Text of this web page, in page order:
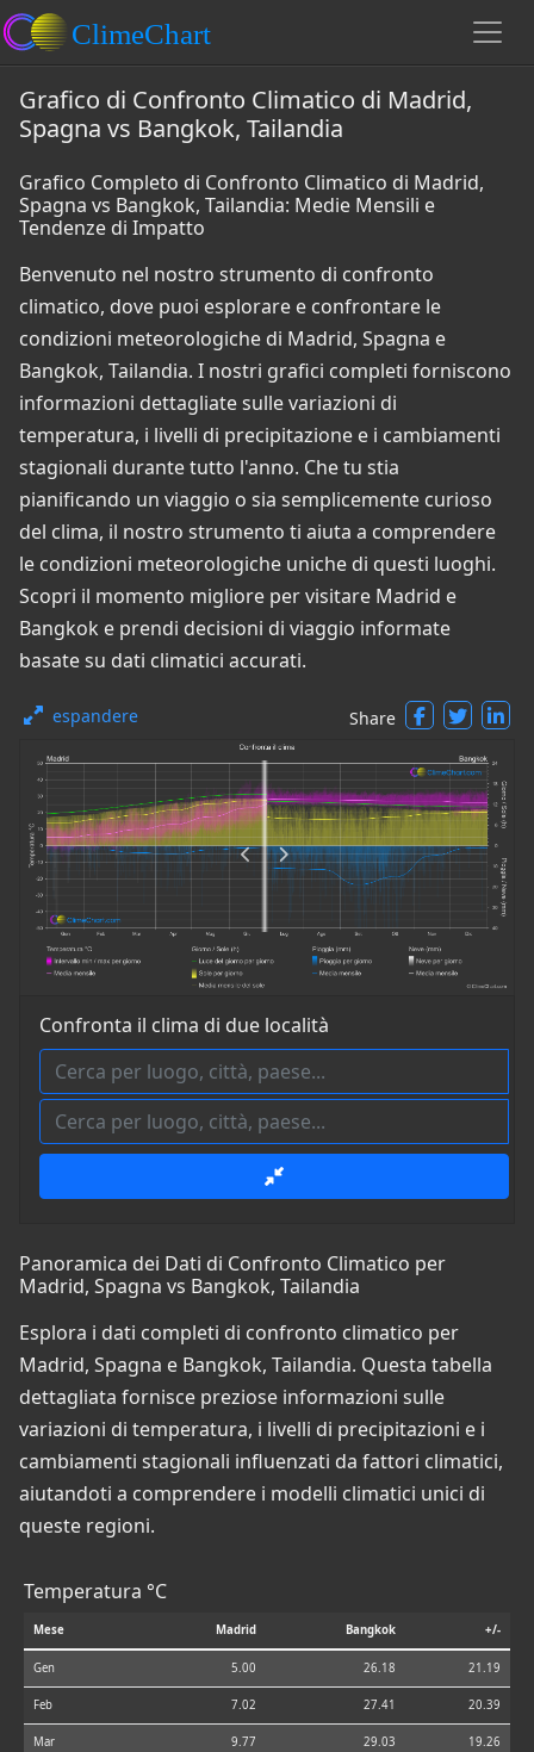
Grafico di Confronto Climatico di Madrid,
Spagna vs Bangkok, Tailandia
Grafico Completo di Confronto Climatico di Madrid,
Spagna vs Bangkok, Tailandia: Medie Mensili e
Tendenze di Impatto
Benvenuto nel nostro strumento di confronto
climatico, dove puoi esplorare e confrontare le
condizioni meteorologiche di Madrid, Spagna e
Bangkok, Tailandia. I nostri grafici completi forniscono
informazioni dettagliate sulle variazioni di
temperatura, i livelli di precipitazione e i cambiamenti
stagionali durante tutto l'anno. Che tu stia
pianificando un viaggio o sia semplicemente curioso
del clima, il nostro strumento ti aiuta a comprendere
le condizioni meteorologiche uniche di questi luoghi.
Scopri il momento migliore per visitare Madrid e
Bangkok e prendi decisioni di viaggio informate
basate su dati climatici accurati.
espandere Share
Confronta il clima di due località
Panoramica dei Dati di Confronto Climatico per
Madrid, Spagna vs Bangkok, Tailandia
Esplora i dati completi di confronto climatico per
Madrid, Spagna e Bangkok, Tailandia. Questa tabella
dettagliata fornisce preziose informazioni sulle
variazioni di temperatura, i livelli di precipitazioni e i
cambiamenti stagionali influenzati da fattori climatici,
aiutandoti a comprendere i modelli climatici unici di
queste regioni.
Temperatura °C
Mese Madrid Bangkok +/-
Gen 5.00 26.18 21.19
Feb 7.02 27.41 20.39
Mar 9.77 29.03 19.26